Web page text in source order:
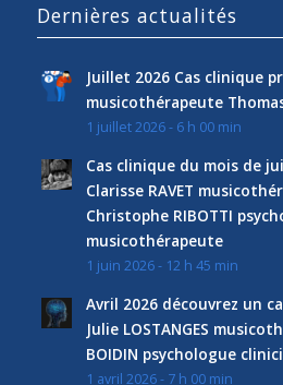
Dernières actualités
Juillet 2026 Cas clinique
musicothérapeute Thomas
1 juillet 2026 - 6 h 00 min
Cas clinique du mois de
Clarisse RAVET
Christophe RIBOTTI
musicothérapeute
1 juin 2026 - 12 h 45 min
Avril 2026 découvrez un
Julie LOSTANGES
BOIDIN psychologue
1 avril 2026 - 7 h 00 min